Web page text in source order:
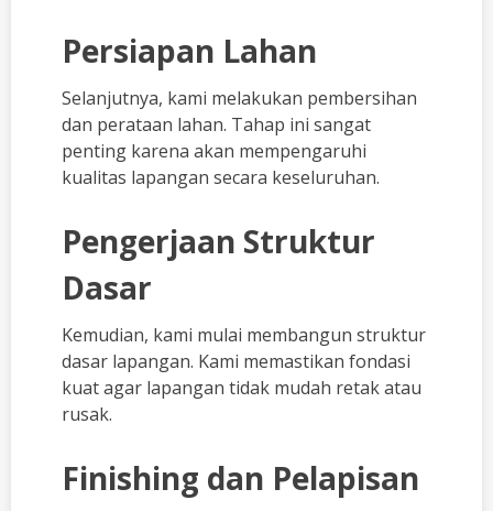
Persiapan Lahan
Selanjutnya, kami melakukan pembersihan
dan perataan lahan. Tahap ini sangat
penting karena akan mempengaruhi
kualitas lapangan secara keseluruhan.
Pengerjaan Struktur
Dasar
Kemudian, kami mulai membangun struktur
dasar lapangan. Kami memastikan fondasi
kuat agar lapangan tidak mudah retak atau
rusak.
Finishing dan Pelapisan